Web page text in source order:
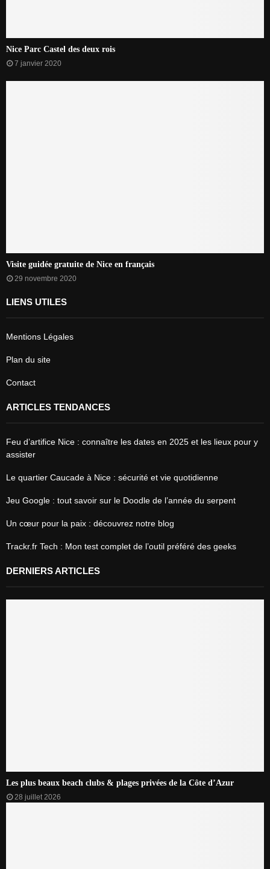
Nice Parc Castel des deux rois
7 janvier 2020
Visite guidée gratuite de Nice en français
29 novembre 2020
LIENS UTILES
Mentions Légales
Plan du site
Contact
ARTICLES TENDANCES
Feu d’artifice Nice : connaître les dates en 2025 et les lieux pour y
assister
Le quartier Caucade à Nice : sécurité et vie quotidienne
Jeu Google : tout savoir sur le Doodle de l’année du serpent
Un cœur pour la paix : découvrez notre blog
Trackr.fr Tech : Mon test complet de l’outil préféré des geeks
DERNIERS ARTICLES
Les plus beaux beach clubs & plages privées de la Côte d’Azur
28 juillet 2026